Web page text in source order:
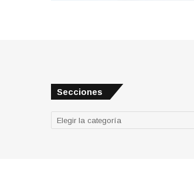
Secciones
Secciones